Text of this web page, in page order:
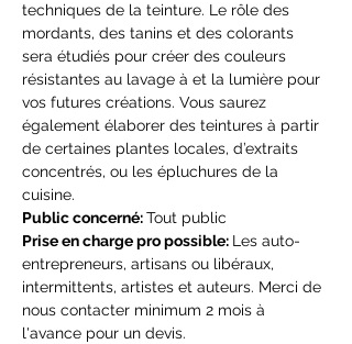
techniques de la teinture. Le rôle des
mordants, des tanins et des colorants
sera étudiés pour créer des couleurs
résistantes au lavage à et la lumière pour
vos futures créations. Vous saurez
également élaborer des teintures à partir
de certaines plantes locales, d’extraits
concentrés, ou les épluchures de la
cuisine.
Public concerné: Tout public
Prise en charge pro possible: Les auto-
entrepreneurs, artisans ou libéraux,
intermittents, artistes et auteurs. Merci de
nous contacter minimum 2 mois à
l'avance pour un devis.